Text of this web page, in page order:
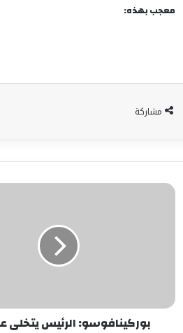
معجب بهذه:
مشاركة
بوركينافوسو: الرئيس يتخلى